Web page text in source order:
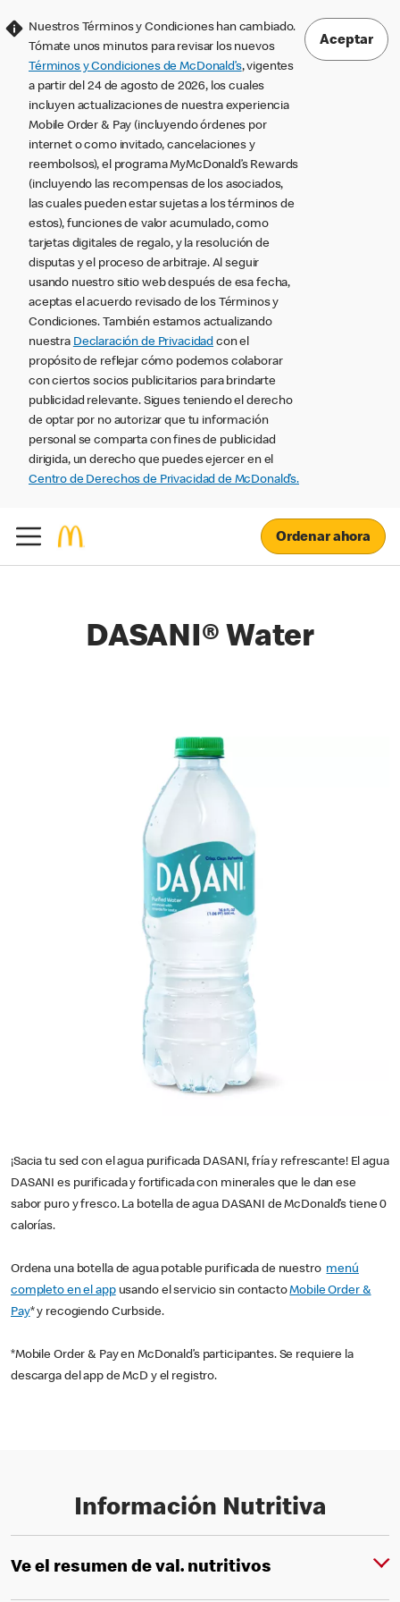
Nuestros Términos y Condiciones han cambiado.
Tómate unos minutos para revisar los nuevos
Términos y Condiciones de McDonald’s, vigentes
a partir del 24 de agosto de 2026, los cuales
incluyen actualizaciones de nuestra experiencia
Mobile Order & Pay (incluyendo órdenes por
internet o como invitado, cancelaciones y
reembolsos), el programa MyMcDonald’s Rewards
(incluyendo las recompensas de los asociados,
las cuales pueden estar sujetas a los términos de
estos), funciones de valor acumulado, como
tarjetas digitales de regalo, y la resolución de
disputas y el proceso de arbitraje. Al seguir
usando nuestro sitio web después de esa fecha,
aceptas el acuerdo revisado de los Términos y
Condiciones. También estamos actualizando
nuestra Declaración de Privacidad con el
propósito de reflejar cómo podemos colaborar
con ciertos socios publicitarios para brindarte
publicidad relevante. Sigues teniendo el derecho
de optar por no autorizar que tu información
personal se comparta con fines de publicidad
dirigida, un derecho que puedes ejercer en el
Centro de Derechos de Privacidad de McDonald’s.
Aceptar
Ordenar ahora
DASANI® Water
¡Sacia tu sed con el agua purificada DASANI, fría y refrescante! El agua
DASANI es purificada y fortificada con minerales que le dan ese
sabor puro y fresco. La botella de agua DASANI de McDonald’s tiene 0
calorías.
Ordena una botella de agua potable purificada de nuestro menú
completo en el appusando el servicio sin contactoMobile Order &
Pay* y recogiendo Curbside.
*Mobile Order & Pay en McDonald’s participantes. Se requiere la
descarga del app de McD y el registro.
Información Nutritiva
Ve el resumen de val. nutritivos